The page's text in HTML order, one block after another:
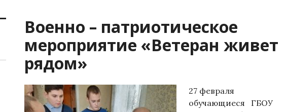
Военно – патриотическое
мероприятие «Ветеран живет
рядом»
27 февраля
обучающиеся ГБОУ